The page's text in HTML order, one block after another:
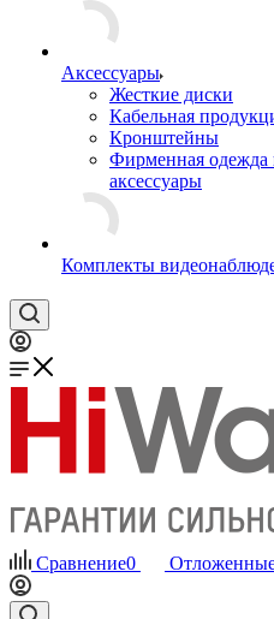
Аксессуары
Жесткие диски
Кабельная
Кронштейны
Фирменная одежда
аксессуары
Комплекты
Сравнение0